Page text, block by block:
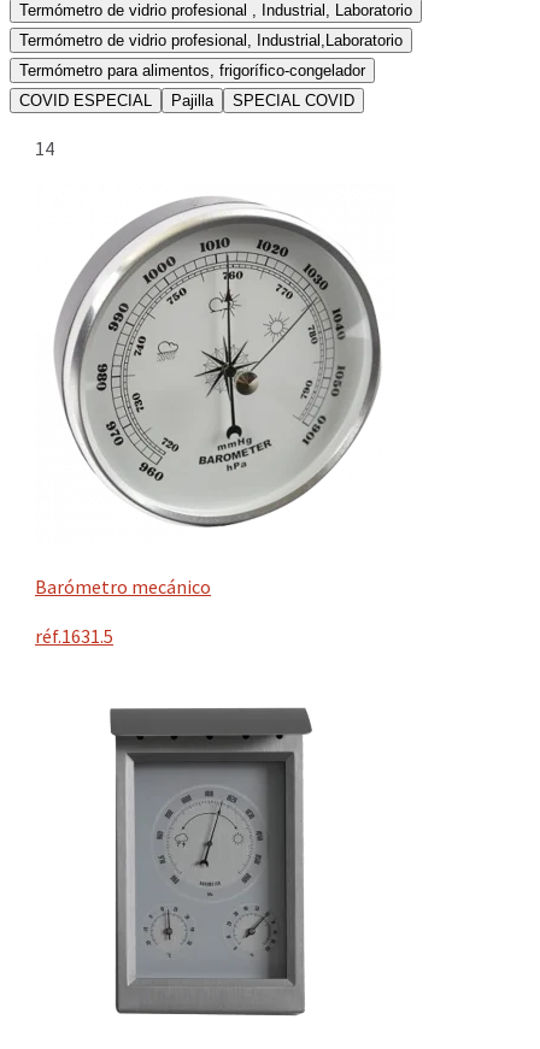
Termómetro de vidrio profesional , Industrial, Laboratorio
Termómetro de vidrio profesional, Industrial,Laboratorio
Termómetro para alimentos, frigorífico-congelador
COVID ESPECIAL
Pajilla SPECIAL COVID
14
Barómetro mecánico
réf.1631.5